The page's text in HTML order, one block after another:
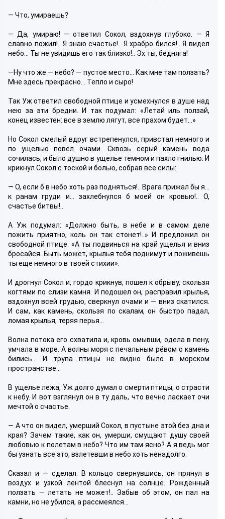
— Что, умираешь?
— Да, умираю! — ответил Сокол, вздохнув глубоко. — Я
славно пожил!.. Я знаю счастье!.. Я храбро бился!.. Я видел
небо… Ты не увидишь его так близко!.. Эх ты, бедняга!
—Ну что же — небо? — пустое место… Как мне там ползать?
Мне здесь прекрасно… Тепло и сыро!
Так Уж ответил свободной птице и усмехнулся в душе над
нею за эти бредни. И так подумал: «Летай иль ползай,
конец известен: все в землю лягут, все прахом будет…»
Но Сокол смелый вдруг встрепенулся, привстал немного и
по ущелью повел очами. Сквозь серый камень вода
сочилась, и было душно в ущелье темном и пахло гнилью. И
крикнул Сокол с тоской и болью, собрав все силы:
— О, если б в небо хоть раз подняться!.. Врага прижал бы я…
к ранам груди и… захлебнулся б моей он кровью!.. О,
счастье битвы!..
А Уж подумал: «Должно быть, в небе и в самом деле
пожить приятно, коль он так стонет!..» И предложил он
свободной птице: «А ты подвинься на край ущелья и вниз
бросайся. Быть может, крылья тебя поднимут и поживешь
ты еще немного в твоей стихии».
И дрогнул Сокол и, гордо крикнув, пошел к обрыву, скользя
когтями по слизи камня. И подошел он, расправил крылья,
вздохнул всей грудью, сверкнул очами и — вниз скатился.
И сам, как камень, скользя по скалам, он быстро падал,
ломая крылья, теряя перья…
Волна потока его схватила и, кровь омывши, одела в пену,
умчала в море. А волны моря с печальным рёвом о камень
бились… И трупа птицы не видно было в морском
пространстве…
В ущелье лежа, Уж долго думал о смерти птицы, о страсти
к небу. И вот взглянул он в ту даль, что вечно ласкает очи
мечтой о счастье.
— А что он видел, умерший Сокол, в пустыне этой без дна и
края? Зачем такие, как он, умерши, смущают душу своей
любовью к полетам в небо? Что им там ясно? А я ведь мог
бы узнать все это, взлетевши в небо хоть ненадолго.
Сказал и — сделал. В кольцо свернувшись, он прянул в
воздух и узкой лентой блеснул на солнце. Рожденный
ползать — летать не может!.. Забыв об этом, он пал на
камни, но не убился, а рассмеялся…